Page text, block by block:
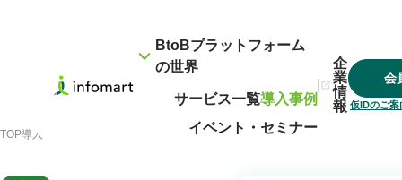
BtoBプラットフォーム
の世界
サービス一覧導入事例
イベント・セミナー
企
業
情
報
会
仮IDのご案
TOP導入事例 紙文化の根強いアパレル業界で請求書の電子化を推進。コンカーと